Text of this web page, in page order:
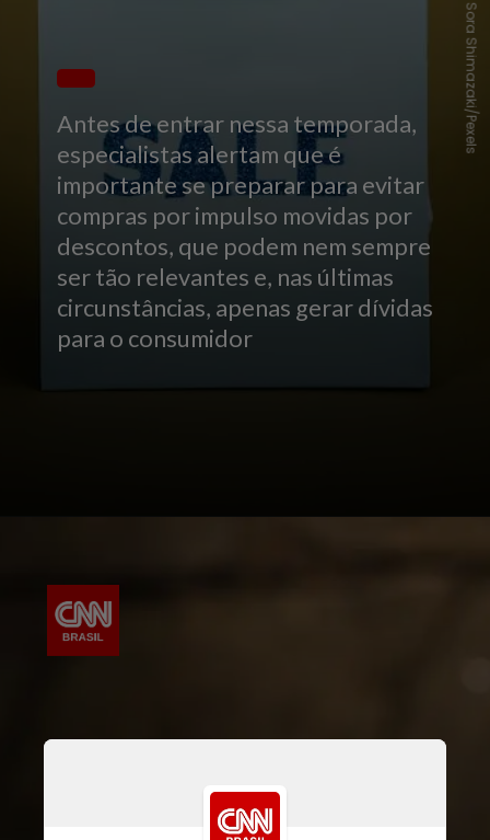
Antes de entrar nessa temporada,
especialistas alertam que é
importante se preparar para evitar
compras por impulso movidas por
descontos, que podem nem sempre
ser tão relevantes e, nas últimas
circunstâncias, apenas gerar dívidas
para o consumidor
Sora Shimazaki/Pexels